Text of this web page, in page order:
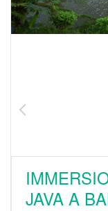
JAVA A